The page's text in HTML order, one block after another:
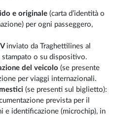
e originale (carta d’identità o
per ogni passeggero,
inviato da Traghettilines al
o su dispositivo.
del veicolo (se presente
per viaggi internazionali.
(se presenti sul biglietto):
prevista per il
e identificazione (microchip), in